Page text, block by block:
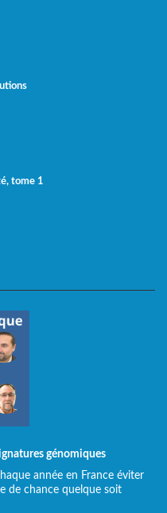
tome 1
génomiques
année en France éviter
de chance quelque soit